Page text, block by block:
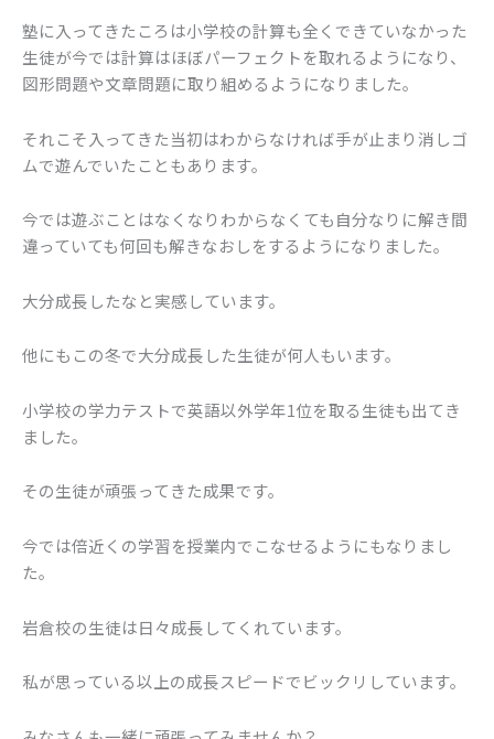
塾に入ってきたころは小学校の計算も全くできていなかった
生徒が今では計算はほぼパーフェクトを取れるようになり、
図形問題や文章問題に取り組めるようになりました。
それこそ入ってきた当初はわからなければ手が止まり消しゴ
ムで遊んでいたこともあります。
今では遊ぶことはなくなりわからなくても自分なりに解き間
違っていても何回も解きなおしをするようになりました。
大分成長したなと実感しています。
他にもこの冬で大分成長した生徒が何人もいます。
小学校の学力テストで英語以外学年1位を取る生徒も出てき
ました。
その生徒が頑張ってきた成果です。
今では倍近くの学習を授業内でこなせるようにもなりまし
た。
岩倉校の生徒は日々成長してくれています。
私が思っている以上の成長スピードでビックリしています。